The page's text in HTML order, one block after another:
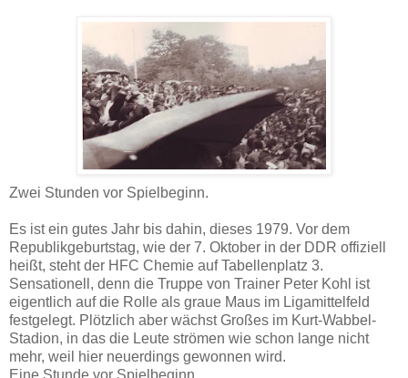
Zwei Stunden vor Spielbeginn.
Es ist ein gutes Jahr bis dahin, dieses 1979. Vor dem
Republikgeburtstag, wie der 7. Oktober in der DDR offiziell
heißt, steht der HFC Chemie auf Tabellenplatz 3.
Sensationell, denn die Truppe von Trainer Peter Kohl ist
eigentlich auf die Rolle als graue Maus im Ligamittelfeld
festgelegt. Plötzlich aber wächst Großes im Kurt-Wabbel-
Stadion, in das die Leute strömen wie schon lange nicht
mehr, weil hier neuerdings gewonnen wird.
Eine Stunde vor Spielbeginn.